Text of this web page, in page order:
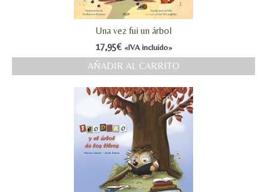
Una vez fui un árbol
17,95€ «IVA incluido»
AÑADIR AL CARRITO